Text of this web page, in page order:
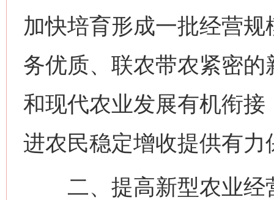
加快培育形成一批经营
务优质、联农带农紧密
和现代农业发展有机衔
进农民稳定增收提供有力
二、提高新型农业经